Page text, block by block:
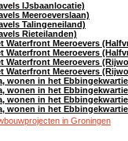
IJsbaanlocatie)
Meeroeverslaan)
Talingeneiland)
Rieteilanden)
Waterfront Meeroevers
Waterfront Meeroevers
Waterfront Meeroevers
Waterfront Meeroevers
wonen in het
wonen in het
wonen in het
wonen in het
in Groningen